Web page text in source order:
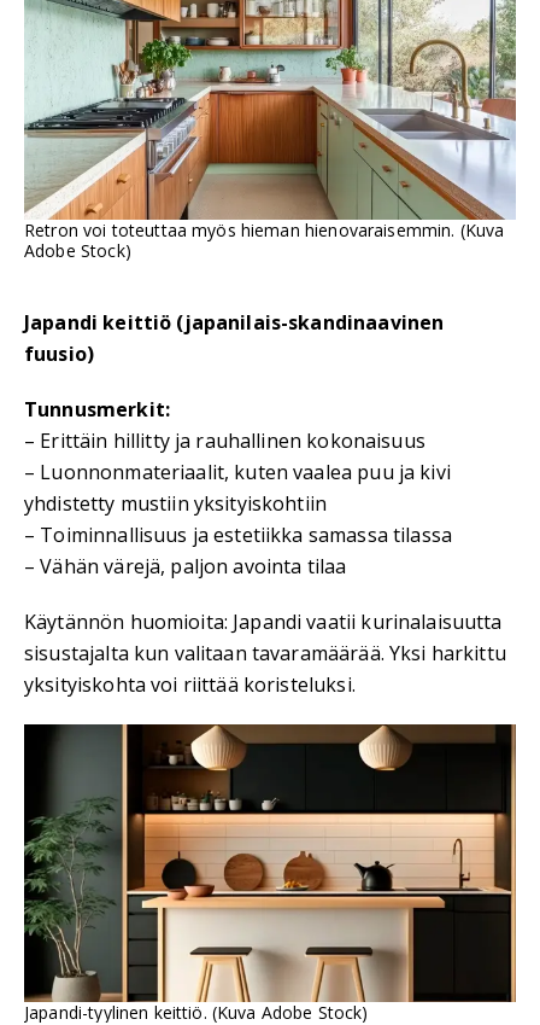
Retron voi toteuttaa myös hieman hienovaraisemmin. (Kuva
Adobe Stock)
Japandi keittiö (japanilais-skandinaavinen
fuusio)
Tunnusmerkit:
– Erittäin hillitty ja rauhallinen kokonaisuus
– Luonnonmateriaalit, kuten vaalea puu ja kivi
yhdistetty mustiin yksityiskohtiin
– Toiminnallisuus ja estetiikka samassa tilassa
– Vähän värejä, paljon avointa tilaa
Käytännön huomioita: Japandi vaatii kurinalaisuutta
sisustajalta kun valitaan tavaramäärää. Yksi harkittu
yksityiskohta voi riittää koristeluksi.
Japandi-tyylinen keittiö. (Kuva Adobe Stock)